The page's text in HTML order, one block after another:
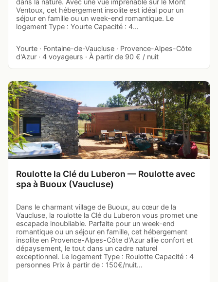
dans la nature. Avec une vue imprenable sur le Mont
Ventoux, cet hébergement insolite est idéal pour un
séjour en famille ou un week-end romantique. Le
logement Type : Yourte Capacité : 4…
Yourte · Fontaine-de-Vaucluse · Provence-Alpes-Côte
d'Azur · 4 voyageurs · À partir de 90 € / nuit
Roulotte la Clé du Luberon — Roulotte avec
spa à Buoux (Vaucluse)
Dans le charmant village de Buoux, au cœur de la
Vaucluse, la roulotte la Clé du Luberon vous promet une
escapade inoubliable. Parfaite pour un week-end
romantique ou un séjour en famille, cet hébergement
insolite en Provence-Alpes-Côte d'Azur allie confort et
dépaysement, le tout dans un cadre naturel
exceptionnel. Le logement Type : Roulotte Capacité : 4
personnes Prix à partir de : 150€/nuit…